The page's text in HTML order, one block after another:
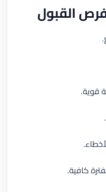
القبول
قوية.
كافية.